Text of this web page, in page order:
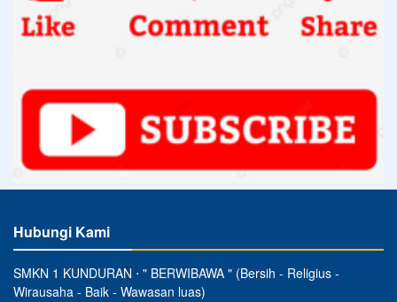
Hubungi Kami
SMKN 1 KUNDURAN ⋅ " BERWIBAWA " (Bersih - Religius -
Wirausaha - Baik - Wawasan luas)